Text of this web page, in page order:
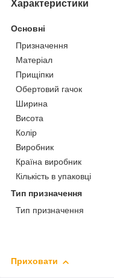
Характеристики
Основні
Призначення
Матеріал
Прищіпки
Обертовий гачок
Ширина
Висота
Колір
Виробник
Країна виробник
Кількість в упаковці
Тип призначення
Тип призначення
Приховати